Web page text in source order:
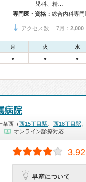
児科、精…
専門医・資格：
アクセス数 7月： 2,000
月 火 水
● ● ●
病院
条西（西15丁目駅 西18丁目駅
オンライン診療対応
3.92
早産について